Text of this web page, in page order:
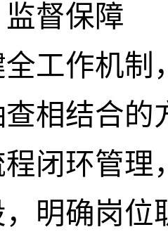
监督保障
工作机制
相结合的
闭环管理
，明确岗